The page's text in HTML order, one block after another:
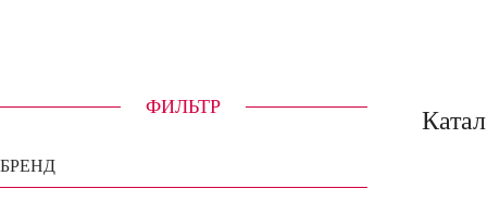
ФИЛЬТР
БРЕНД